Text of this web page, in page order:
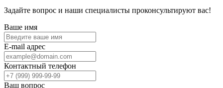
Задайте вопрос и наши специалисты проконсультируют вас!
Ваше имя
E-mail адрес
Контактный телефон
Ваш вопрос